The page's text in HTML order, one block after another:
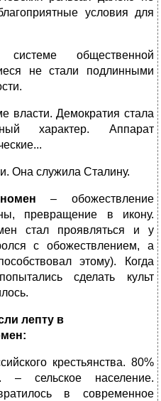
условия для
общественной
не стали подлинными
власти. Демократия стала
характер. Аппарат
Она служила Сталину.
– обожествление
превращение в икону.
стал проявляться и у
с обожествлением, а
этому). Когда
сделать культ
лепту в
крестьянства. 80%
сельское население.
в современное